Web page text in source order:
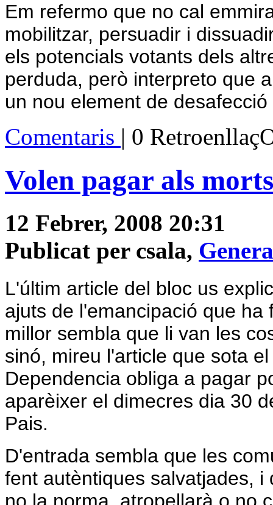
Em refermo que no cal
mobilitzar, persuadir i
els potencials votants dels
perduda, però interpreto que
un nou element de
Comentaris | 0
Volen pagar als
12 Febrer, 2008 20:31
Publicat per csala,
L'últim article del bloc us
ajuts de l'emancipació que
millor sembla que li van les
sinó, mireu l'article que sota
Dependencia obliga a pagar
aparèixer el dimecres dia 30
Pais.
D'entrada sembla que les
fent autèntiques salvatjades,
no la norma, atropellarà o no